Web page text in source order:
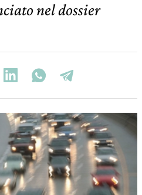
nel dossier